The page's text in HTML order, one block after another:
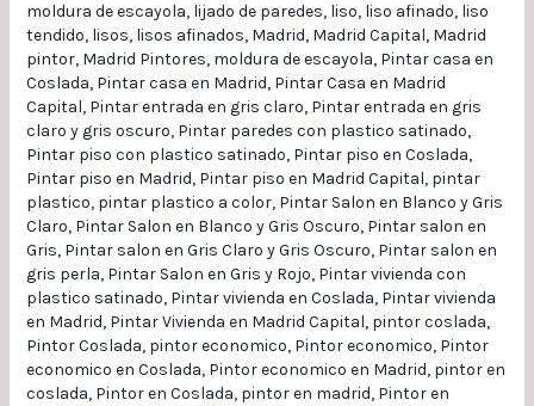
moldura de escayola, lijado de paredes, liso, liso afinado, liso
tendido, lisos, lisos afinados, Madrid, Madrid Capital, Madrid
pintor, Madrid Pintores, moldura de escayola, Pintar casa en
Coslada, Pintar casa en Madrid, Pintar Casa en Madrid
Capital, Pintar entrada en gris claro, Pintar entrada en gris
claro y gris oscuro, Pintar paredes con plastico satinado,
Pintar piso con plastico satinado, Pintar piso en Coslada,
Pintar piso en Madrid, Pintar piso en Madrid Capital, pintar
plastico, pintar plastico a color, Pintar Salon en Blanco y Gris
Claro, Pintar Salon en Blanco y Gris Oscuro, Pintar salon en
Gris, Pintar salon en Gris Claro y Gris Oscuro, Pintar salon en
gris perla, Pintar Salon en Gris y Rojo, Pintar vivienda con
plastico satinado, Pintar vivienda en Coslada, Pintar vivienda
en Madrid, Pintar Vivienda en Madrid Capital, pintor coslada,
Pintor Coslada, pintor economico, Pintor economico, Pintor
economico en Coslada, Pintor economico en Madrid, pintor en
coslada, Pintor en Coslada, pintor en madrid, Pintor en